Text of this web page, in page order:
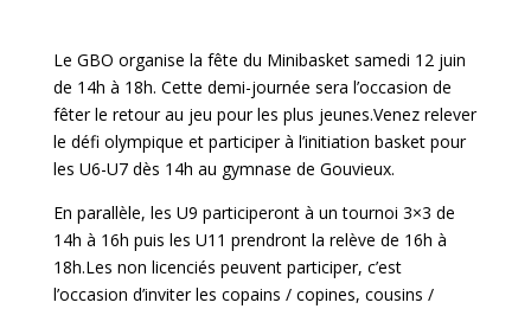
Le GBO organise la fête du Minibasket samedi 12 juin
de 14h à 18h. Cette demi-journée sera l’occasion de
fêter le retour au jeu pour les plus jeunes.Venez relever
le défi olympique et participer à l’initiation basket pour
les U6-U7 dès 14h au gymnase de Gouvieux.
En parallèle, les U9 participeront à un tournoi 3×3 de
14h à 16h puis les U11 prendront la relève de 16h à
18h.Les non licenciés peuvent participer, c’est
l’occasion d’inviter les copains / copines, cousins /